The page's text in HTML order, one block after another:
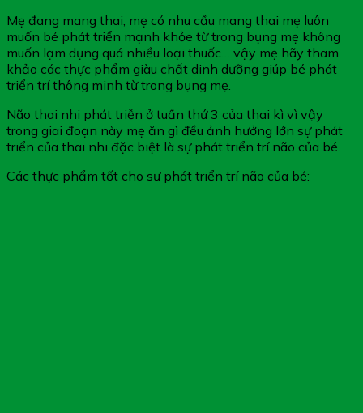
Mẹ đang mang thai, mẹ có nhu cầu mang thai mẹ luôn
muốn bé phát triển mạnh khỏe từ trong bụng mẹ không
muốn lạm dụng quá nhiều loại thuốc… vậy mẹ hãy tham
khảo các thực phẩm giàu chất dinh dưỡng giúp bé phát
triển trí thông minh từ trong bụng mẹ.
Não thai nhi phát triễn ở tuần thứ 3 của thai kì vì vậy
trong giai đoạn này mẹ ăn gì đều ảnh hưởng lớn sự phát
triển của thai nhi đặc biệt là sự phát triển trí não của bé.
Các thực phẩm tốt cho sư phát triển trí não của bé: